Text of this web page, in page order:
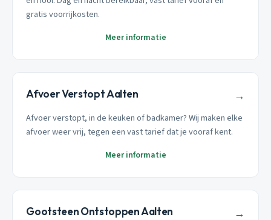
gratis voorrijkosten.
Meer informatie
Afvoer Verstopt Aalten →
Afvoer verstopt, in de keuken of badkamer? Wij maken elke
afvoer weer vrij, tegen een vast tarief dat je vooraf kent.
Meer informatie
Gootsteen Ontstoppen Aalten →